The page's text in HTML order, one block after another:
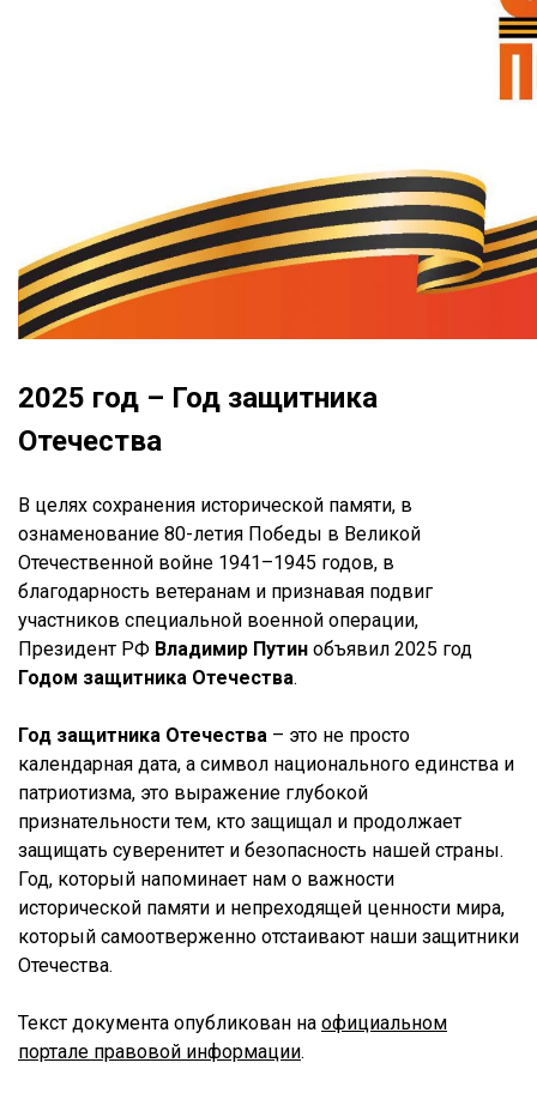
2025 год – Год защитника
Отечества
В целях сохранения исторической памяти, в
ознаменование 80-летия Победы в Великой
Отечественной войне 1941–1945 годов, в
благодарность ветеранам и признавая подвиг
участников специальной военной операции,
Президент РФ Владимир Путин объявил 2025 год
Годом защитника Отечества.
Год защитника Отечества – это не просто
календарная дата, а символ национального единства и
патриотизма, это выражение глубокой
признательности тем, кто защищал и продолжает
защищать суверенитет и безопасность нашей страны.
Год, который напоминает нам о важности
исторической памяти и непреходящей ценности мира,
который самоотверженно отстаивают наши защитники
Отечества.
Текст документа опубликован на официальном
портале правовой информации.